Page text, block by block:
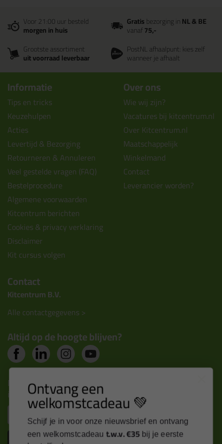
Voor 21:00 uur besteld
morgen in huis
Gratisbezorging inNL & BE
vanaf75,-
Grootste assortiment
uit voorraad leverbaar
PostNL afhaalpunt: kies zelf
wanneer je afhaalt
Informatie
Tips en tricks
Keuzehulpen
Acties
Levertijd & Bezorging
Retourneren & Annuleren
Veel gestelde vragen (FAQ)
Bestelprocedure
Algemene voorwaarden
Kitcentrum berichten
Cookies & privacy verklaring
Disclaimer
Kit cursus volgen
Over ons
Wie wij zijn?
Vacatures bij kitcentrum.nl
Over Kitcentrum.nl
Maatschappelijk
Winkelmand
Contact
Leverancier worden?
Contact
Kitcentrum B.V.
Alle contactgegevens >
Altijd op de hoogte blijven?
Nieuws, tips en exclusieve deals rechtstreeks in je
inbox
Email
Inschrijven
Ontvang een
welkomstcadeau 💚
Schijf je in voor onze nieuwsbrief en ontvang
een welkomstcadeau t.w.v. €35 bij je eerste